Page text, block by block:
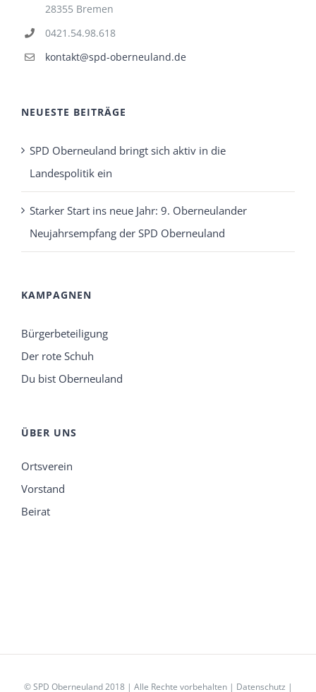
28355 Bremen
0421.54.98.618
kontakt@spd-oberneuland.de
NEUESTE BEITRÄGE
SPD Oberneuland bringt sich aktiv in die
Landespolitik ein
Starker Start ins neue Jahr: 9. Oberneulander
Neujahrsempfang der SPD Oberneuland
KAMPAGNEN
Bürgerbeteiligung
Der rote Schuh
Du bist Oberneuland
ÜBER UNS
Ortsverein
Vorstand
Beirat
© SPD Oberneuland 2018 | Alle Rechte vorbehalten | Datenschutz |